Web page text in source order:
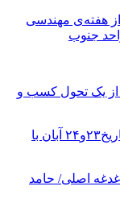
از هفته‌ی مهندسی
جنوب
از یک تحول کسب و
کنفرانس بین المللی کیفیت در دبی در تاریخ۲۳و۲۴ آبان با
اصلی/ حامد